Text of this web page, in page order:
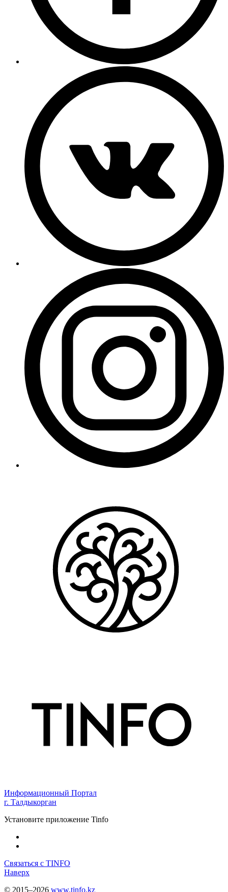
Информационный Портал
г. Талдыкорган
Установите приложение Tinfo
Связаться с TINFO
Наверх
© 2015–2026 www.tinfo.kz